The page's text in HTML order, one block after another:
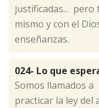
justificadas...
mismo y con el
enseñanzas.
024- Lo que
​Somos llamados a
practicar la ley del